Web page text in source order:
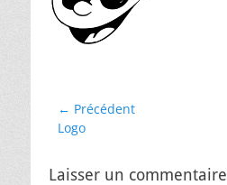
Navigation
de
← Précédent
Article
Logo
Laisser un commentaire